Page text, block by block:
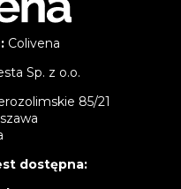
Colivena
Sp. z o.o.
85/21
dostępna: